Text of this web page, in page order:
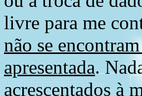
livre para me
não se
apresentada.
acrescentados à